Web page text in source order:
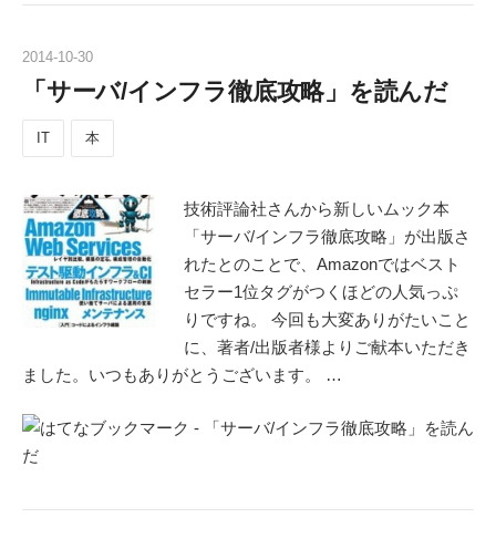
2014-10-30
「サーバ/インフラ徹底攻略」を読んだ
IT 本
技術評論社さんから新しいムック本
「サーバ/インフラ徹底攻略」が出版さ
れたとのことで、Amazonではベスト
セラー1位タグがつくほどの人気っぷ
りですね。 今回も大変ありがたいこと
に、著者/出版者様よりご献本いただき
ました。いつもありがとうございます。 …